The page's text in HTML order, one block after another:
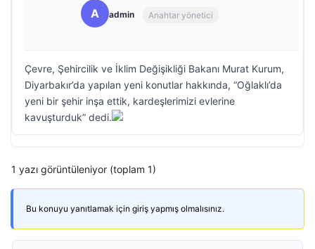
A admin Anahtar yönetici
Çevre, Şehircilik ve İklim Değişikliği Bakanı Murat Kurum,
Diyarbakır’da yapılan yeni konutlar hakkında, “Oğlaklı’da
yeni bir şehir inşa ettik, kardeşlerimizi evlerine
kavuşturduk” dedi.
1 yazı görüntüleniyor (toplam 1)
Bu konuyu yanıtlamak için giriş yapmış olmalısınız.